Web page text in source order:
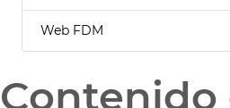
Web FDM
Contenido